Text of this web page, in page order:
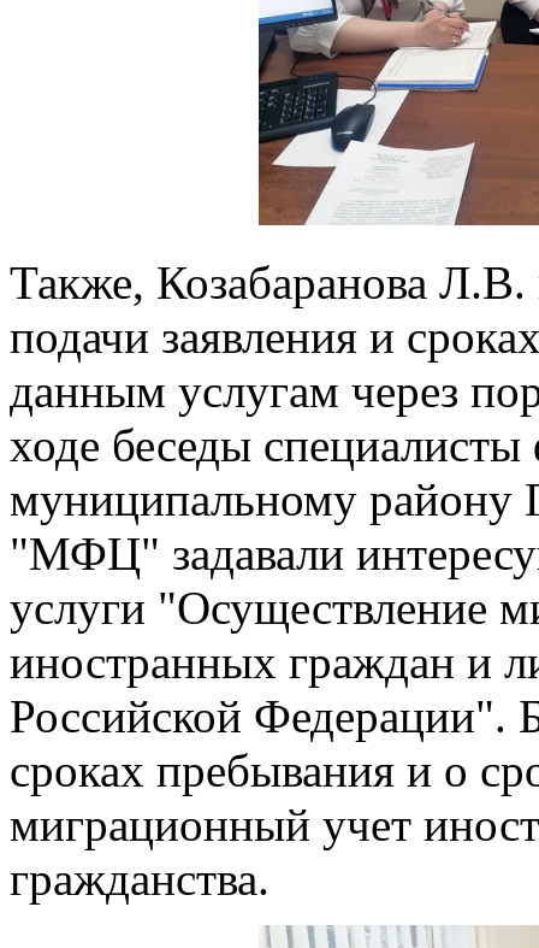
Также, Козабаранова Л.В.
подачи заявления и
данным услугам через
ходе беседы
муниципальному
"МФЦ" задавали
услуги "Осуществление
иностранных граждан и
Российской Федерации".
сроках пребывания и о
миграционный учет
гражданства.